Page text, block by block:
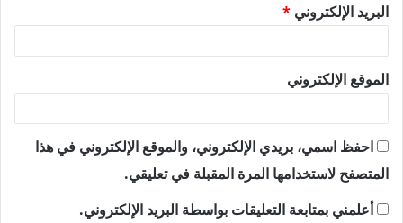
البريد الإلكتروني *
الموقع الإلكتروني
احفظ اسمي، بريدي الإلكتروني، والموقع الإلكتروني في هذا
المتصفح لاستخدامها المرة المقبلة في تعليقي.
أعلمني بمتابعة التعليقات بواسطة البريد الإلكتروني.